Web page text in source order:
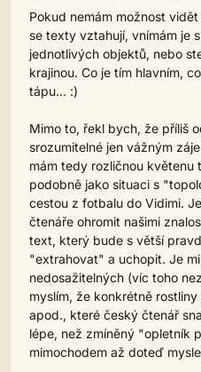
Pokud nemám možnost
se texty vztahují, vnímám je
jednotlivých objektů, nebo
krajinou. Co je tím hlavním,
tápu... :)
Mimo to, řekl bych, že příliš
srozumitelné jen vážným
mám tedy rozličnou květenu
podobně jako situaci s
cestou z fotbalu do Vidimi.
čtenáře ohromit našimi
text, který bude s větší
"extrahovat" a uchopit. Je
nedosažitelných (víc toho
myslím, že konkrétně
apod., které český čtenář
lépe, než zmíněný "opletník
mimochodem až doteď